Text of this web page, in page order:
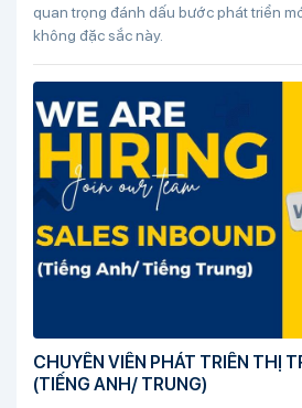
quan trọng đánh dấu bước phát triển
không đặc sắc này.
CHUYÊN VIÊN PHÁT TRIỂN THỊ
(TIẾNG ANH/ TRUNG)